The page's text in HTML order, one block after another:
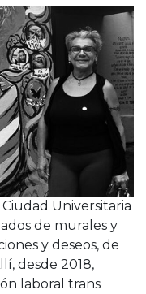
Universitaria
de murales y
y deseos, de
desde 2018,
laboral trans